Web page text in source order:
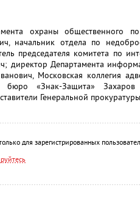
охраны
начальник отдела по
председателя комитета по
директор Департамента
Московская коллегия
бюро «Знак-Защита»
Генеральной
для зарегистрированных